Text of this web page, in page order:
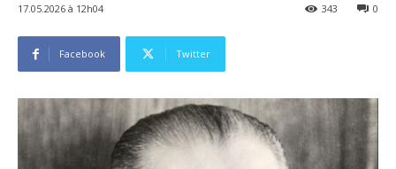
17.05.2026 à 12h04 0
343
Facebook Twitter